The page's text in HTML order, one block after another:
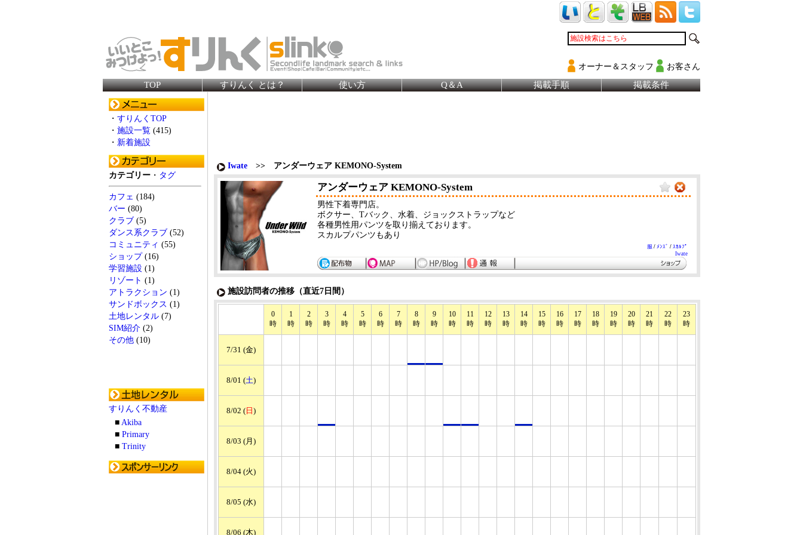
オーナー＆スタッフ お客さん
TOP すりんく とは？ 使い方 Q＆A 掲載手順 掲載条件
・ すりんくTOP
・ 施設一覧 (415)
・ 新着施設
カテゴリー ・ タグ
カフェ (184)
バー (80)
クラブ (5)
ダンス系クラブ (52)
コミュニティ (55)
ショップ(16)
学習施設 (1)
リゾート (1)
アトラクション (1)
サンドボックス (1)
土地レンタル (7)
SIM紹介 (2)
その他 (10)
すりんく不動産
■ Akiba
■ Primary
■ Trinity
Iwate >> アンダーウェア KEMONO-System
アンダーウェア KEMONO-System
男性下着専門店。
ボクサー、Tバック、水着、ジョックストラップなど
各種男性用パンツを取り揃えております。
スカルプパンツもあり
服 / ﾒﾝｽﾞ / ｽｶﾙﾌﾟ
Iwate
施設訪問者の推移（直近7日間）
0
時
1
時
2
時
3
時
4
時
5
時
6
時
7
時
8
時
9
時
10
時
11
時
12
時
13
時
14
時
15
時
16
時
17
時
18
時
19
時
20
時
21
時
22
時
23
時
7/31 (金)
8/01 (土)
8/02 ( 日 )
8/03 (月)
8/04 (火)
8/05 (水)
8/06 (木)